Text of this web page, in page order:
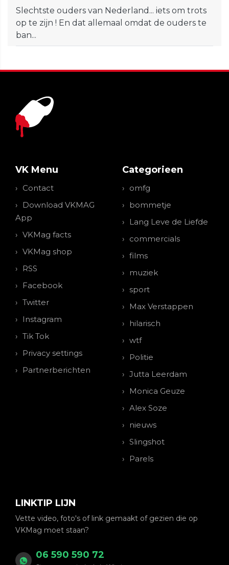
Slechtste ouders van Nederland... iets om trots
op te zijn ! En dat allemaal omdat de ouders te
ban...
VK Menu
Contact
Download VKMAG
App
VKMag facts
VKMag shop
RSS
Facebook
Twitter
Instagram
Tik Tok
Privacy settings
Partnerberichten
Categorieen
omfg
bommetje
Lang Leve de Liefde
commercials
films
muziek
sport
Max Verstappen
hilarisch
wtf
Politie
Jutta Leerdam
Monica Geuze
Alex Soze
nieuws
Slingshot
Parels
LINKTIP LIJN
Vette video, foto's of link gemaakt of gezien die op
VKMag moet staan?
06 590 590 72